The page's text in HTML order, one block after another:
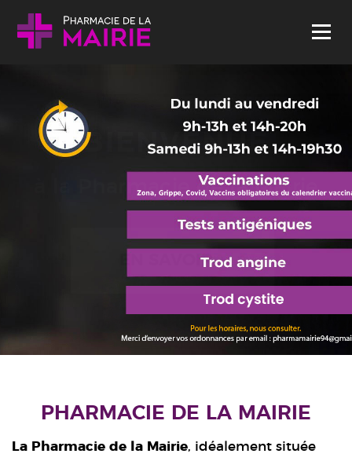
Skip to content
Menu
BIENVENUE
à la Pharmacie de la Mairie
EN SAVOIR +
PHARMACIE DE LA MAIRIE
La Pharmacie de la Mairie, idéalement située